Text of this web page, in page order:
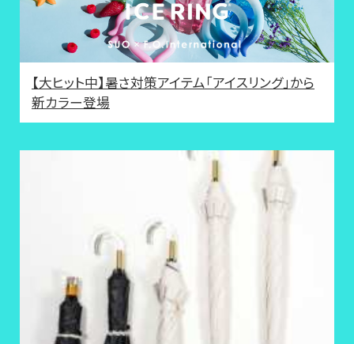
【大ヒット中】暑さ対策アイテム「アイスリング」から
新カラー登場